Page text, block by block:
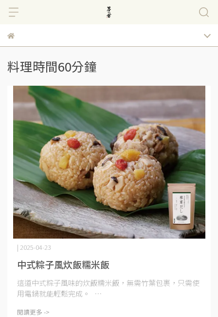
料理時間60分鐘
中式粽子風炊飯糯米飯
| 2025-04-23
這道中式粽子風味的炊飯糯米飯，無需竹葉包裹，只需使
用電鍋就能輕鬆完成。 ⋯
閱讀更多 ->